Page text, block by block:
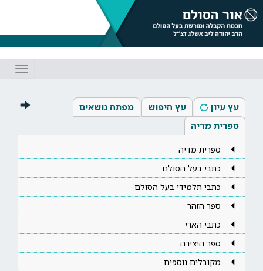
עץ עיון עץ חיפוש
מפתח נושאים
ספרית מדיה
ספרית מדיה
כתבי בעל הסולם
כתבי תלמידי בעל הסולם
ספר הזהר
כתבי הארי
ספר היצירה
מקובלים נוספים